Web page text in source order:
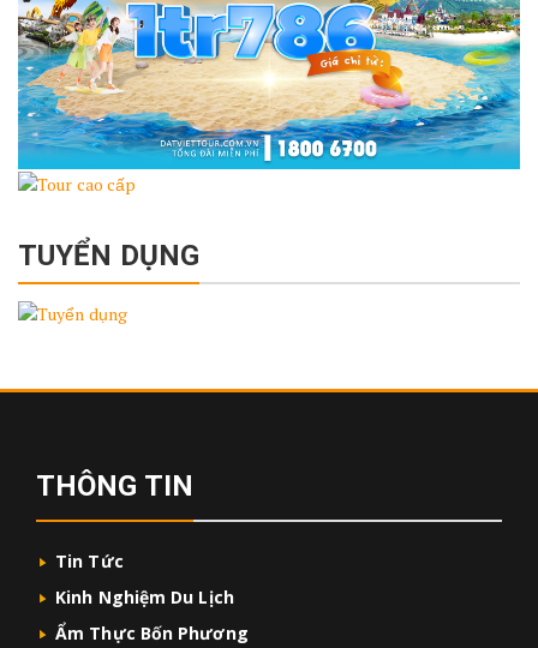
TUYỂN DỤNG
THÔNG TIN
Tin Tức
Kinh Nghiệm Du Lịch
Ẩm Thực Bốn Phương